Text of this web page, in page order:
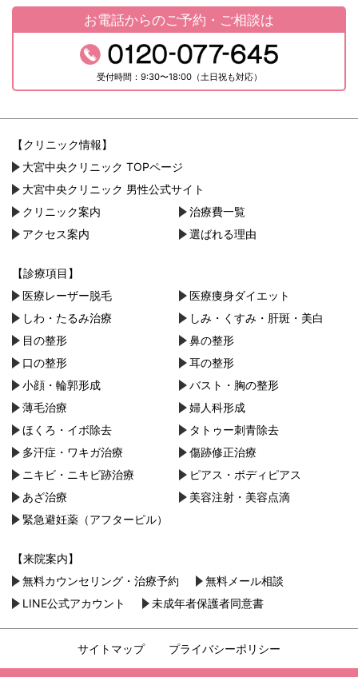
お電話からのご予約・ご相談は
受付時間：9:30〜18:00（土日祝も対応）
【クリニック情報】
大宮中央クリニック TOPページ
大宮中央クリニック 男性公式サイト
クリニック案内
治療費一覧
アクセス案内
選ばれる理由
【診療項目】
医療レーザー脱毛
医療痩身ダイエット
しわ・たるみ治療
しみ・くすみ・肝斑・美白
目の整形
鼻の整形
口の整形
耳の整形
小顔・︎輪郭形成
バスト・胸の整形
薄毛治療
婦人科形成
ほくろ・イボ除去
タトゥー刺青除去
多汗症・ワキガ治療
傷跡修正治療
ニキビ・ニキビ跡治療
ピアス・ボディピアス
あざ治療
美容注射・美容点滴
緊急避妊薬（アフターピル）
【来院案内】
無料カウンセリング・治療予約
無料メール相談
LINE公式アカウント
未成年者保護者同意書
サイトマップ プライバシーポリシー